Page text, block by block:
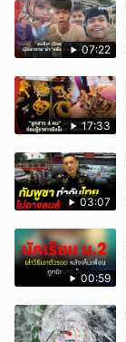
07:22
17:33
03:07
00:59